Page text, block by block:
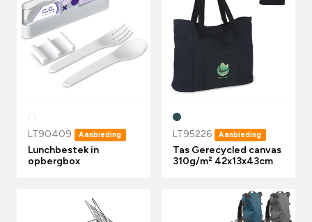
LT90409 Aanbieding
Lunchbestek in
opbergbox
LT95226 Aanbieding
Tas Gerecycled canvas
310g/m² 42x13x43cm